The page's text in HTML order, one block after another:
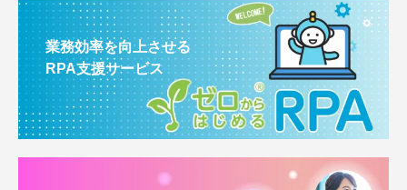
業務効率を向上させる
RPA支援サービス